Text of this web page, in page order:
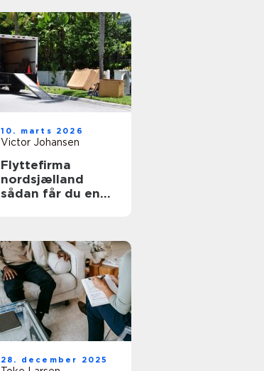
10. marts 2026
Victor Johansen
Flyttefirma
nordsjælland
sådan får du en
28. december 2025